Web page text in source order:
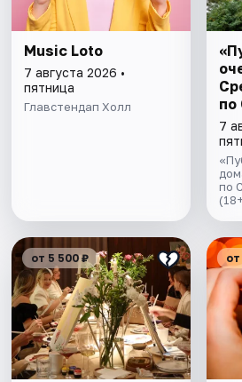
Music Loto
7 августа 2026 •
пятница
Главстендап Холл
по
7
по
от 5 500 ₽